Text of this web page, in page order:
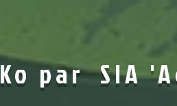
Ko par SIA